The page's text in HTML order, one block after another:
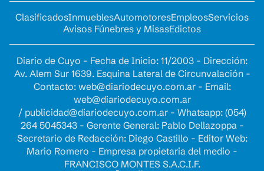
ClasificadosInmueblesAutomotoresEmpleosServicios
Avisos Fúnebres y MisasEdictos
Diario de Cuyo - Fecha de Inicio: 11/2003 - Dirección:
Av. Alem Sur 1639. Esquina Lateral de Circunvalación -
Contacto: web@diariodecuyo.com.ar- Email:
web@diariodecuyo.com.ar
/ publicidad@diariodecuyo.com.ar- Whatsapp: (054)
264 5045343 - Gerente General: Pablo Dellazoppa -
Secretario de Redacción: Diego Castillo - Editor Web:
Mario Romero - Empresa propietaria del medio -
FRANCISCO MONTES S.A.C.I.F.